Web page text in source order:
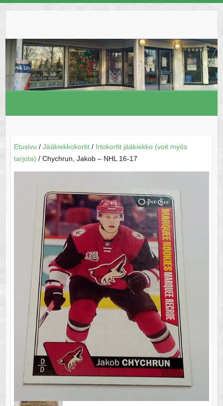
Etusivu / Jääkiekkokortit/ Irtokortit jääkiekko (voit myös
tarjota) / Chychrun, Jakob – NHL 16-17